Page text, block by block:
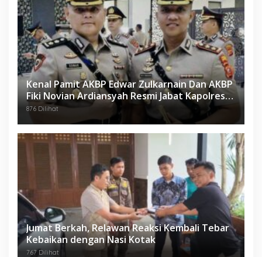
Kenal Pamit AKBP Edwar Zulkarnain Dan AKBP
Fiki Novian Ardiansyah Resmi Jabat Kapolres
Karawang
876 Dilihat
Jumat Berkah, Relawan Reaksi Kembali Tebar
Kebaikan dengan Nasi Kotak
767 Dilihat